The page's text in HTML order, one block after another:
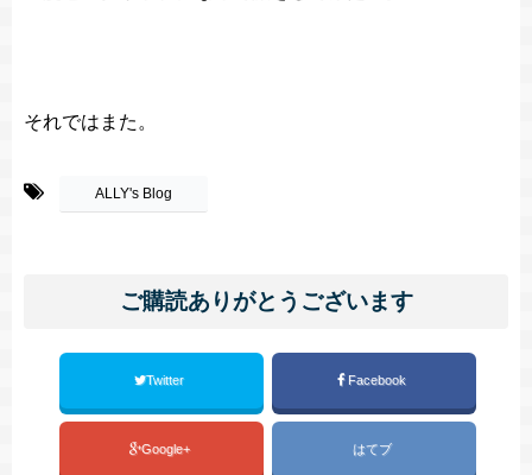
それではまた。
ALLY's Blog
ご購読ありがとうございます
Twitter Facebook
Google+ はてブ